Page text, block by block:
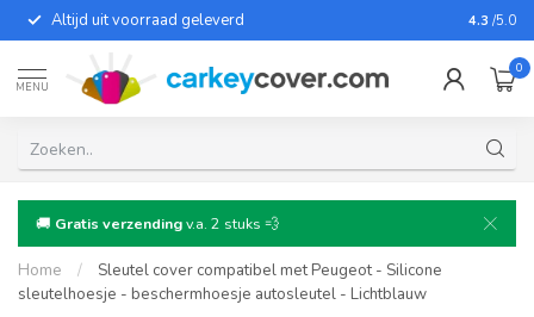
Altijd uit voorraad geleverd Voor
4.3 /5.0
MENU
0
🚚 Gratis verzendingv.a. 2 stuks 💨
Home /
Sleutel cover compatibel met Peugeot - Silicone
sleutelhoesje - beschermhoesje autosleutel - Lichtblauw